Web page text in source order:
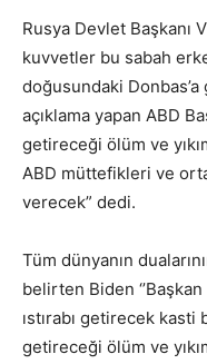
Rusya Devlet Başkanı
kuvvetler bu sabah
doğusundaki
açıklama yapan ABD
getireceği ölüm ve
ABD müttefikleri ve
verecek” dedi.
Tüm dünyanın
belirten Biden
ıstırabı getirecek kasti
getireceği ölüm ve